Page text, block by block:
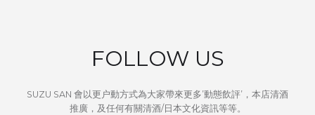
FOLLOW US
SUZU SAN 會以更户動方式為大家帶來更多’動態飲評’，本店清酒
推廣，及任何有關清酒/日本文化資訊等等。